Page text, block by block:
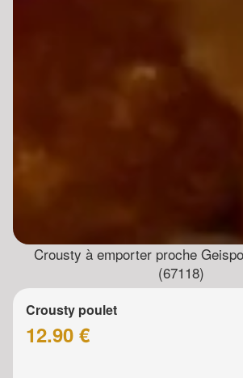
Crousty à emporter proche
(67118)
Crousty poulet
12.90 €